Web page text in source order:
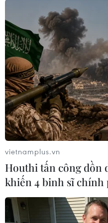
Bảnchất của quá
ra thông qua đối
giữa học sinh với
Họctập mang tính
cá nhân của học sinh.
Các tỉnh Lào Cai,
điểm và cho kết quả
Việt Nam./.
vietnamplus.vn
Houthi tấn công dồn
khiến 4 binh sĩ chính